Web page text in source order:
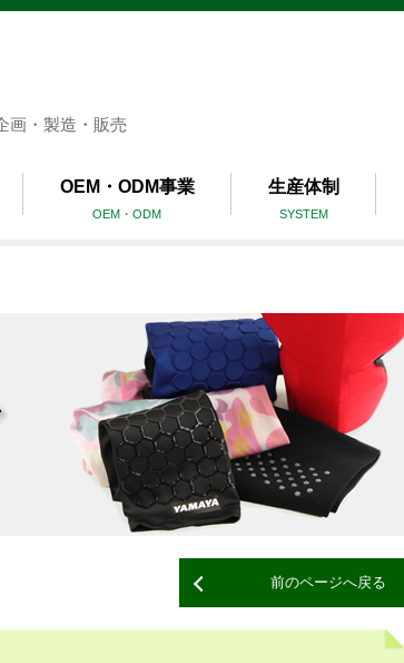
画・製造・販売
OEM・ODM事業
OEM・ODM
生産体制
SYSTEM
前のページへ戻る